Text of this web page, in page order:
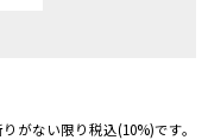
がない限り税込(10%)です。